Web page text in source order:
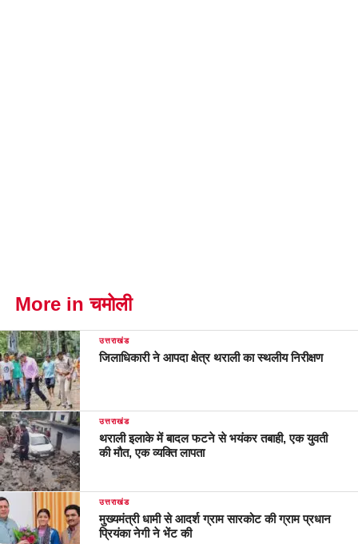
More in चमोली
उत्तराखंड
जिलाधिकारी ने आपदा क्षेत्र थराली का स्थलीय निरीक्षण
उत्तराखंड
थराली इलाके में बादल फटने से भयंकर तबाही, एक युवती
की मौत, एक व्यक्ति लापता
उत्तराखंड
मुख्यमंत्री धामी से आदर्श ग्राम सारकोट की ग्राम प्रधान
प्रियंका नेगी ने भेंट की